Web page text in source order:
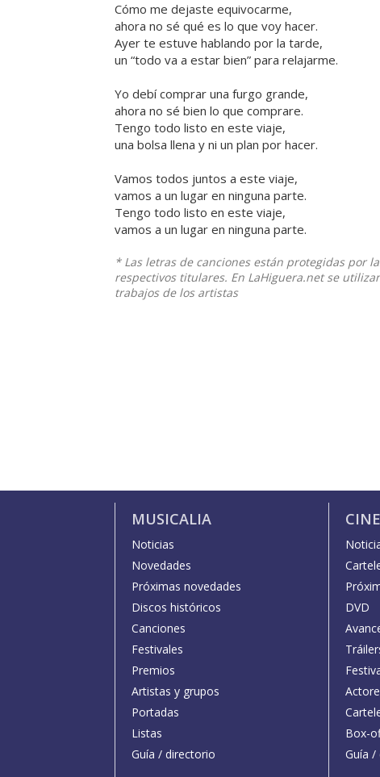
Cómo me dejaste equivocarme,
ahora no sé qué es lo que voy hacer.
Ayer te estuve hablando por la tarde,
un “todo va a estar bien” para relajarme.
Yo debí comprar una furgo grande,
ahora no sé bien lo que comprare.
Tengo todo listo en este viaje,
una bolsa llena y ni un plan por hacer.
Vamos todos juntos a este viaje,
vamos a un lugar en ninguna parte.
Tengo todo listo en este viaje,
vamos a un lugar en ninguna parte.
* Las letras de canciones están protegidas por
respectivos titulares. En LaHiguera.net se
trabajos de los artistas
MUSICALIA
Noticias
Novedades
Próximas novedades
Discos históricos
Canciones
Festivales
Premios
Artistas y grupos
Portadas
Listas
Guía / directorio
DVD
Box-
Guía /